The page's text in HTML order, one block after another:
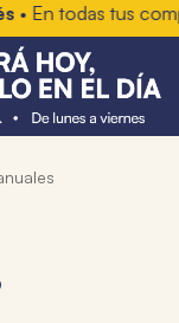
• En todas tus